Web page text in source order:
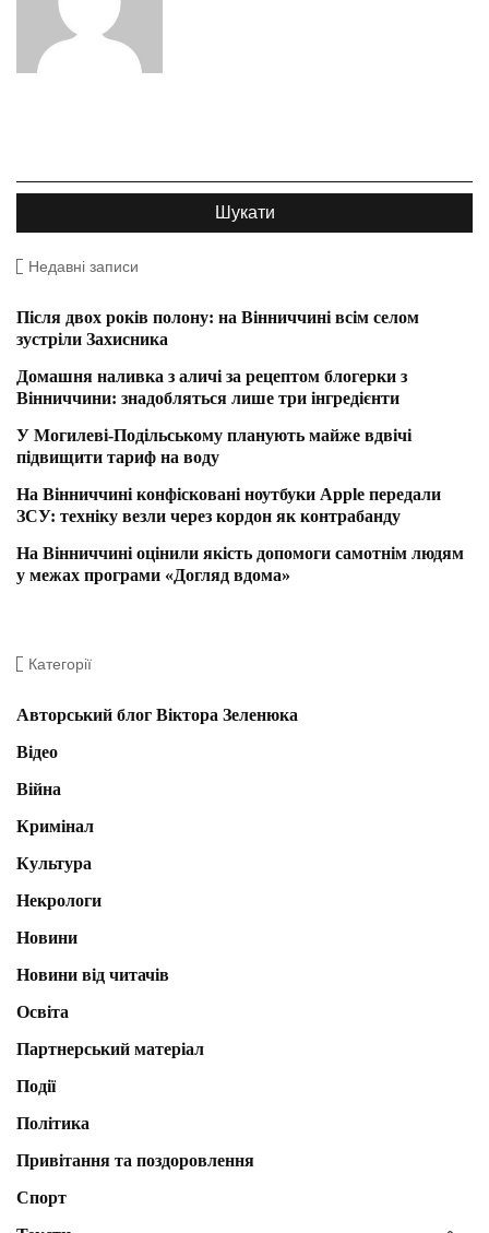
Недавні записи
Після двох років полону: на Вінниччині всім селом
зустріли Захисника
Домашня наливка з аличі за рецептом блогерки з
Вінниччини: знадобляться лише три інгредієнти
У Могилеві-Подільському планують майже вдвічі
підвищити тариф на воду
На Вінниччині конфісковані ноутбуки Apple передали
ЗСУ: техніку везли через кордон як контрабанду
На Вінниччині оцінили якість допомоги самотнім людям
у межах програми «Догляд вдома»
Категорії
Авторський блог Віктора Зеленюка
Відео
Війна
Кримінал
Культура
Некрологи
Новини
Новини від читачів
Освіта
Партнерський матеріал
Події
Політика
Привітання та поздоровлення
Спорт